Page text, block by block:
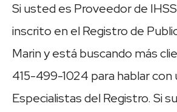
Si usted es Proveedor de
inscrito en el Registro de
Marin y está buscando más
415-499-1024 para hablar con
Especialistas del Registro. Si